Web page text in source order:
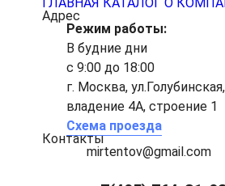
Адрес
Режим работы:
В будние дни
с 9:00 до 18:00
г. Москва, ул.Голубинская,
владение 4А, строение 1
Схема проезда
Контакты
mirtentov@gmail.com